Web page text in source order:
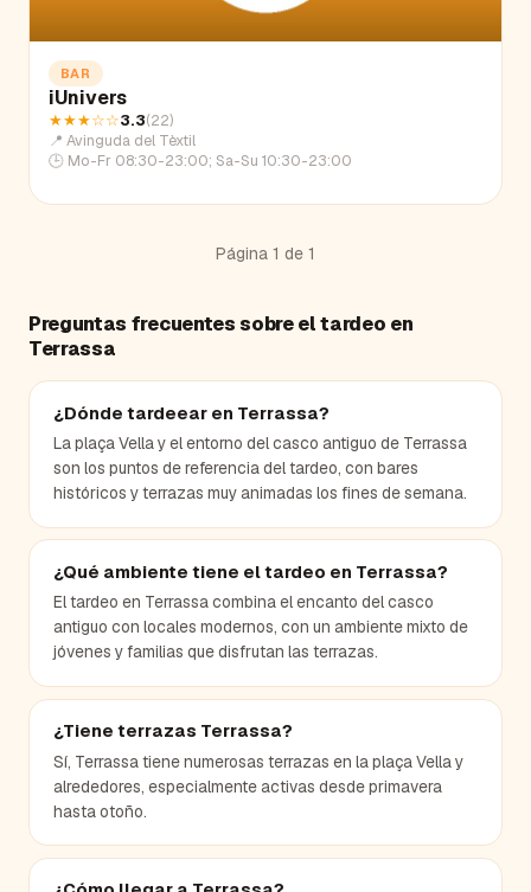
BAR
iUnivers
★★★☆☆3.3(22)
📍 Avinguda del Tèxtil
🕒 Mo-Fr 08:30-23:00; Sa-Su 10:30-23:00
Página 1 de 1
Preguntas frecuentes sobre el tardeo en
Terrassa
¿Dónde tardeear en Terrassa?
La plaça Vella y el entorno del casco antiguo de Terrassa
son los puntos de referencia del tardeo, con bares
históricos y terrazas muy animadas los fines de semana.
¿Qué ambiente tiene el tardeo en Terrassa?
El tardeo en Terrassa combina el encanto del casco
antiguo con locales modernos, con un ambiente mixto de
jóvenes y familias que disfrutan las terrazas.
¿Tiene terrazas Terrassa?
Sí, Terrassa tiene numerosas terrazas en la plaça Vella y
alrededores, especialmente activas desde primavera
hasta otoño.